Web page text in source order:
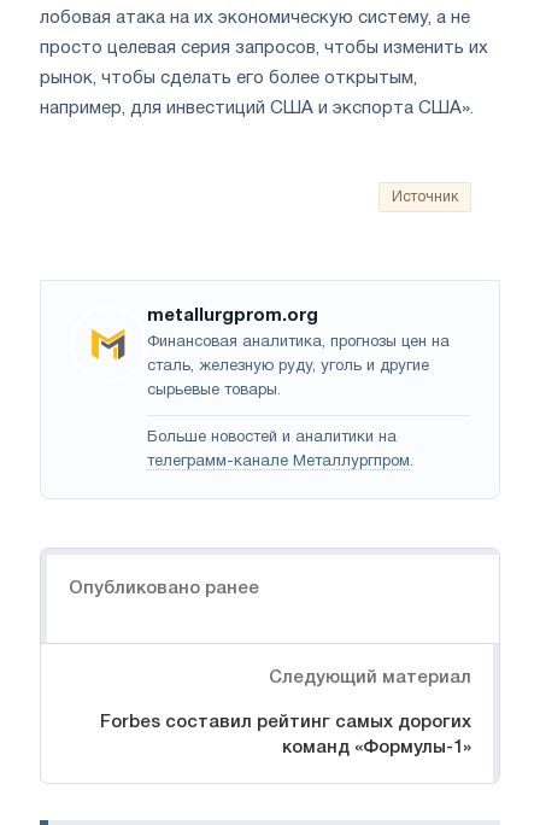
лобовая атака на их экономическую систему, а не
просто целевая серия запросов, чтобы изменить их
рынок, чтобы сделать его более открытым,
например, для инвестиций США и экспорта США».
Источник
metallurgprom.org
Финансовая аналитика, прогнозы цен на
сталь, железную руду, уголь и другие
сырьевые товары.
Больше новостей и аналитики на
телеграмм-канале Металлургпром.
Опубликовано ранее
Следующий материал
Forbes составил рейтинг самых дорогих
команд «Формулы-1»